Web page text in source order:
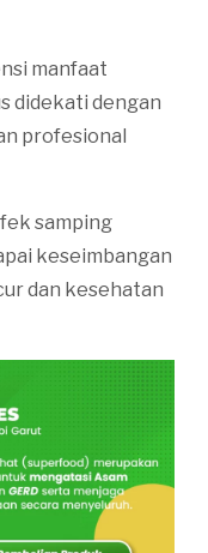
manfaat
didekati dengan
profesional
samping
keseimbangan
dan kesehatan